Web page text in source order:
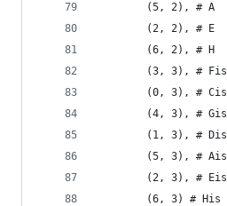
        (5, 2), # A
        (2, 2), # E
        (6, 2), # H
        (3, 3), # Fis
        (0, 3), # Cis
        (4, 3), # Gis
        (1, 3), # Dis
        (5, 3), # Ais
        (2, 3), # Eis
        (6, 3) # His